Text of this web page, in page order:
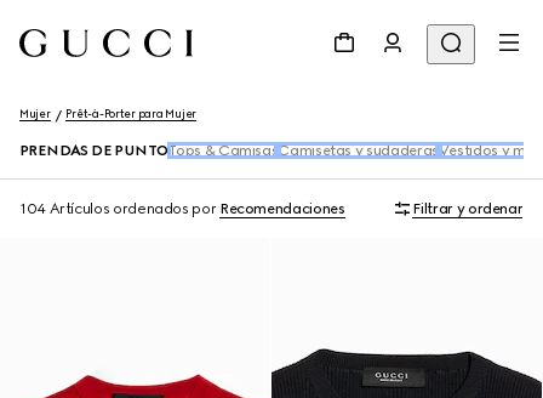
Mujer Prêt-à-Porter para Mujer
PRENDAS DE PUNTO Tops & Camisas Camisetas y sudaderas Vestidos y
104 Artículos ordenados por Recomendaciones Filtrar y ordenar